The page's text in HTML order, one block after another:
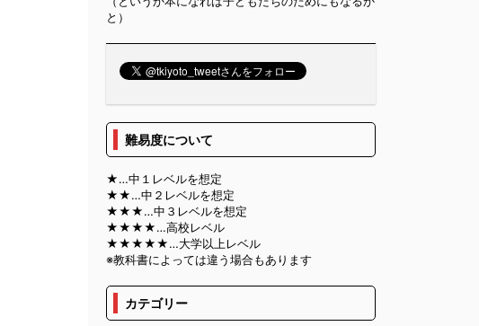
と）
難易度について
★…中１レベルを想定
★★…中２レベルを想定
★★★…中３レベルを想定
★★★★…高校レベル
★★★★★…大学以上レベル
※教科書によっては違う場合もあります
カテゴリー